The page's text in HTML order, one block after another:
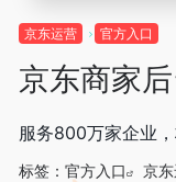
京东运营 官方入口
京东商家
服务800万家企业
标签： 官方入口 京